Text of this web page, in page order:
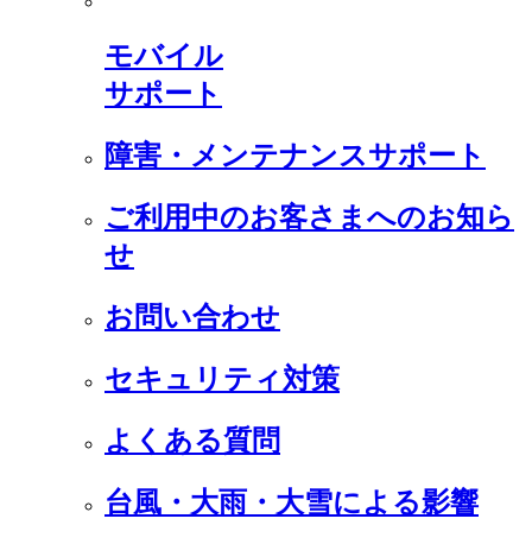
モバイル
サポート
障害・メンテナンスサポート
ご利用中のお客さまへのお知ら
せ
お問い合わせ
セキュリティ対策
よくある質問
台風・大雨・大雪による影響